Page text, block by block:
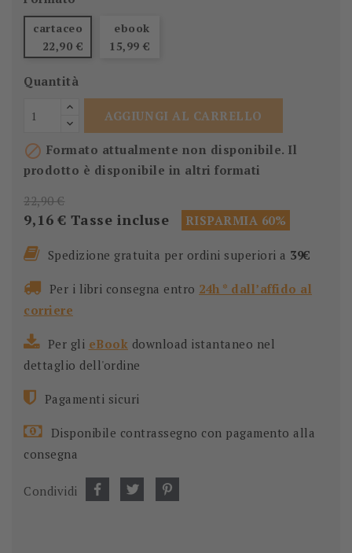
cartaceo
22,90 €
ebook
15,99 €
Quantità
AGGIUNGI AL CARRELLO
 Formato attualmente non disponibile. Il
prodotto è disponibile in altri formati
22,90 €
9,16 € Tasse incluse RISPARMIA 60%
Spedizione gratuita per ordini superiori a 39€
Per i libri consegna entro 24h * dall’affido al
corriere
Per gli eBook download istantaneo nel
dettaglio dell'ordine
Pagamenti sicuri
Disponibile contrassegno con pagamento alla
consegna
Condividi